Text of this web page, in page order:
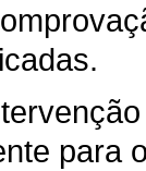
para